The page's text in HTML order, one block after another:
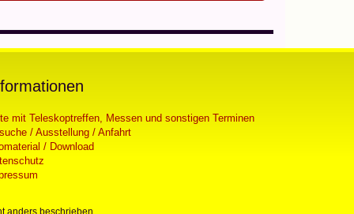
mit Teleskoptreffen, Messen und sonstigen Terminen
/ Ausstellung / Anfahrt
/ Download
anders beschrieben